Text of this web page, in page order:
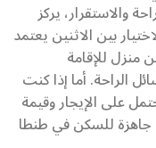
والاستقرار، يركز
بين الاثنين يعتمد
للإقامة
الراحة. أما إذا كنت
على الإيجار وقيمة
جاهزة للسكن في طنطا